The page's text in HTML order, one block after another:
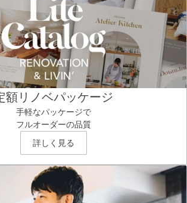
額リノベパッケージ
手軽なパッケージで
フルオーダーの品質
詳しく見る